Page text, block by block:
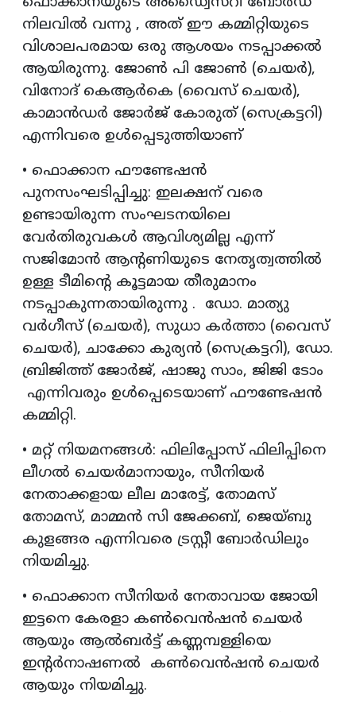
നിലവിൽ വന്നു , അത് ഈ കമ്മിറ്റിയുടെ
വിശാലപരമായ ഒരു ആശയം നടപ്പാക്കൽ
ആയിരുന്നു. ജോൺ പി ജോൺ (ചെയർ),
വിനോദ് കെആർകെ (വൈസ് ചെയർ),
കാമാന്‍ഡര്‍ ജോര്‍ജ് കോരുത് (സെക്രട്ടറി)
എന്നിവരെ ഉൾപ്പെടുത്തിയാണ്
• ഫൊക്കാന ഫൗണ്ടേഷൻ
പുനസംഘടിപ്പിച്ചു: ഇലക്ഷന് വരെ
ഉണ്ടായിരുന്ന സംഘടനയിലെ
വേർതിരുവകൾ ആവിശ്യമില്ല എന്ന്
സജിമോൻ ആന്റണിയുടെ നേതൃത്വത്തിൽ
ഉള്ള ടീമിന്റെ കൂട്ടമായ തീരുമാനം
നടപ്പാകുന്നതായിരുന്നു . ഡോ. മാത്യു
വർഗീസ് (ചെയർ), സുധാ കർത്താ (വൈസ്
ചെയർ), ചാക്കോ കുര്യൻ (സെക്രട്ടറി), ഡോ.
ബ്രിജിത്ത് ജോർജ്, ഷാജു സാം, ജിജി ടോം
എന്നിവരും ഉൾപ്പെടെയാണ് ഫൗണ്ടേഷൻ
കമ്മിറ്റി.
• മറ്റ് നിയമനങ്ങൾ: ഫിലിപ്പോസ് ഫിലിപ്പിനെ
ലീഗൽ ചെയർമാനായും, സീനിയർ
നേതാക്കളായ ലീല മാരേട്ട്, തോമസ്
തോമസ്, മാമ്മൻ സി ജേക്കബ്, ജെയ്‌ബു
കുളങ്ങര എന്നിവരെ ട്രസ്റ്റീ ബോർഡിലും
നിയമിച്ചു.
• ഫൊക്കാന സീനിയർ നേതാവായ ജോയി
ഇട്ടനെ കേരളാ കൺവെൻഷൻ ചെയർ
ആയും ആൽബർട്ട് കണ്ണമ്പള്ളിയെ
ഇന്റർനാഷണൽ കൺവെൻഷൻ ചെയർ
ആയും നിയമിച്ചു.